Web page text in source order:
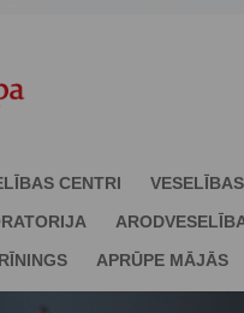
CENTRI
APRŪPE MĀJĀS